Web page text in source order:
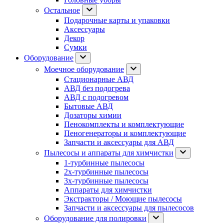
Остальное
Подарочные карты и упаковки
Аксессуары
Декор
Сумки
Оборудование
Моечное оборудование
Стационарные АВД
АВД без подогрева
АВД с подогревом
Бытовые АВД
Дозаторы химии
Пенокомплекты и комплектующие
Пеногенераторы и комплектующие
Запчасти и аксессуары для АВД
Пылесосы и аппараты для химчистки
1-турбинные пылесосы
2х-турбинные пылесосы
3х-турбинные пылесосы
Аппараты для химчистки
Экстракторы / Моющие пылесосы
Запчасти и аксессуары для пылесосов
Оборудование для полировки